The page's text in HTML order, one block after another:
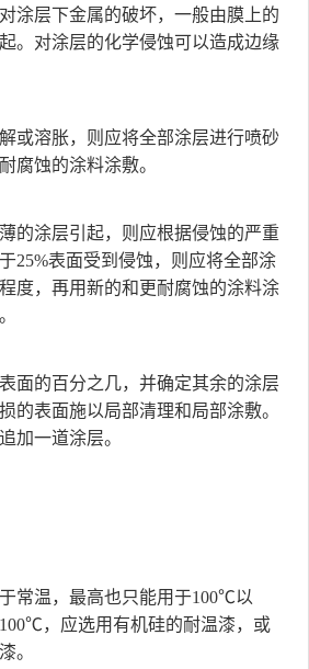
涂层下金属的破坏，一般由膜上的
。对涂层的化学侵蚀可以造成边缘
或溶胀，则应将全部涂层进行喷砂
腐蚀的涂料涂敷。
的涂层引起，则应根据侵蚀的严重
25%表面受到侵蚀，则应将全部涂
度，再用新的和更耐腐蚀的涂料涂
面的百分之几，并确定其余的涂层
的表面施以局部清理和局部涂敷。
加一道涂层。
常温，最高也只能用于100℃以
，应选用有机硅的耐温漆，或
。